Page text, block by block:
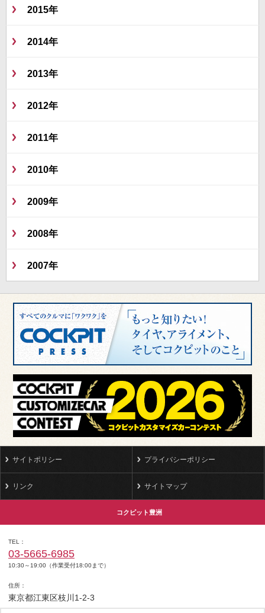
2015年
2014年
2013年
2012年
2011年
2010年
2009年
2008年
2007年
サイトポリシー プライバシーポリシー
リンク サイトマップ
コクピット豊洲
TEL
03-5665-6985
10:30～19:00（作業受付18:00まで）
住所
東京都江東区枝川1-2-3